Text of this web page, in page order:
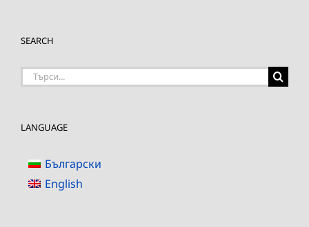
SEARCH
Търсене
LANGUAGE
Български
English